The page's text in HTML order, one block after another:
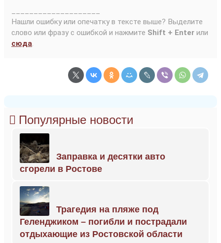
Нашли ошибку или опечатку в тексте выше? Выделите
слово или фразу с ошибкой и нажмите Shift + Enter или
сюда.
Популярные новости
Заправка и десятки авто
сгорели в Ростове
Трагедия на пляже под
Геленджиком – погибли и пострадали
отдыхающие из Ростовской области